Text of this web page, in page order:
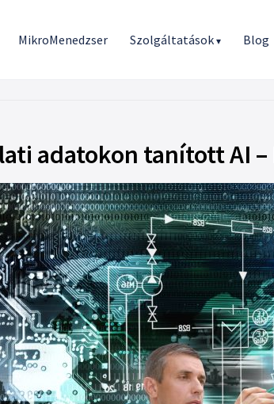
MikroMenedzser Szolgáltatások▾ Blog
adatokon tanított AI